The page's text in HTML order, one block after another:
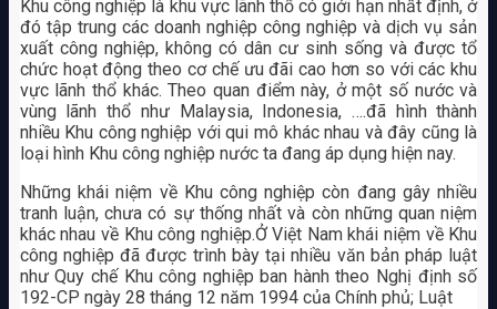
Khu công nghiệp là khu vực lãnh thổ có giới hạn nhất định, ở
đó tập trung các doanh nghiệp công nghiệp và dịch vụ sản
xuất công nghiệp, không có dân cư sinh sống và được tổ
chức hoạt động theo cơ chế ưu đãi cao hơn so với các khu
vực lãnh thổ khác. Theo quan điểm này, ở một số nước và
vùng lãnh thổ như Malaysia, Indonesia, ….đã hình thành
nhiều Khu công nghiệp với qui mô khác nhau và đây cũng là
loại hình Khu công nghiệp nước ta đang áp dụng hiện nay.
Những khái niệm về Khu công nghiệp còn đang gây nhiều
tranh luận, chưa có sự thống nhất và còn những quan niệm
khác nhau về Khu công nghiệp.Ở Việt Nam khái niệm về Khu
công nghiệp đã được trình bày tại nhiều văn bản pháp luật
như Quy chế Khu công nghiệp ban hành theo Nghị định số
192-CP ngày 28 tháng 12 năm 1994 của Chính phủ; Luật